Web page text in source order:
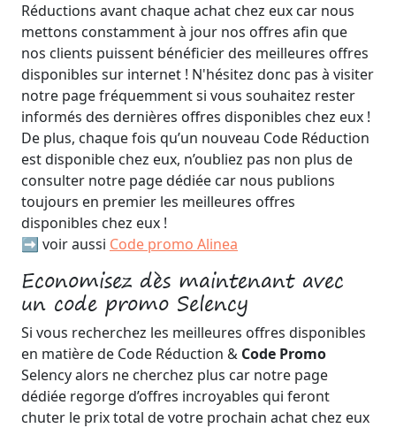
Réductions avant chaque achat chez eux car nous
mettons constamment à jour nos offres afin que
nos clients puissent bénéficier des meilleures offres
disponibles sur internet ! N'hésitez donc pas à visiter
notre page fréquemment si vous souhaitez rester
informés des dernières offres disponibles chez eux !
De plus, chaque fois qu’un nouveau Code Réduction
est disponible chez eux, n’oubliez pas non plus de
consulter notre page dédiée car nous publions
toujours en premier les meilleures offres
disponibles chez eux !
➡️ voir aussi Code promo Alinea
Economisez dès maintenant avec
un code promo Selency
Si vous recherchez les meilleures offres disponibles
en matière de Code Réduction & Code Promo
Selency alors ne cherchez plus car notre page
dédiée regorge d’offres incroyables qui feront
chuter le prix total de votre prochain achat chez eux